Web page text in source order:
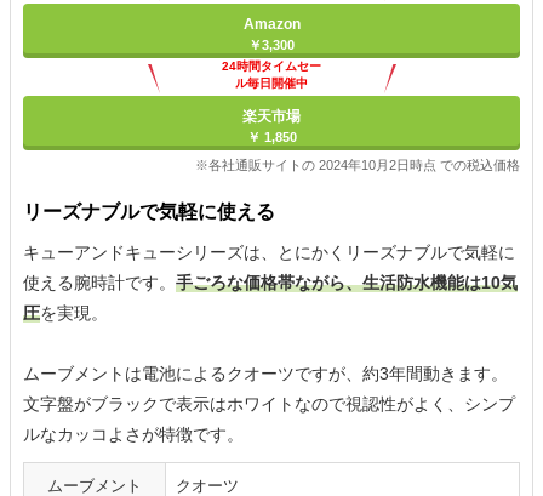
Amazon
￥3,300
24時間タイムセー
ル毎日開催中
楽天市場
￥ 1,850
※各社通販サイトの 2024年10月2日時点 での税込価格
リーズナブルで気軽に使える
キューアンドキューシリーズは、とにかくリーズナブルで気軽に
使える腕時計です。 手ごろな価格帯ながら、生活防水機能は10気
圧を実現。
ムーブメントは電池によるクオーツですが、約3年間動きます。
文字盤がブラックで表示はホワイトなので視認性がよく、シンプ
ルなカッコよさが特徴です。
ムーブメント クオーツ